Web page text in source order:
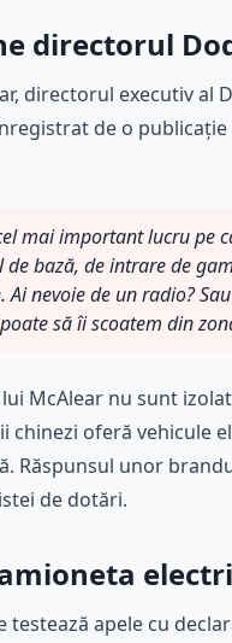
directorul
directorul executiv al
de o
mai important lucru pe
de bază, de intrare de
Ai nevoie de un radio?
să îi scoatem din
McAlear nu sunt
chinezi oferă vehicule
Răspunsul unor
de dotări.
testează apele cu